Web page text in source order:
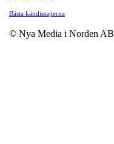
Bästa kändissajterna
© Nya Media i Norden AB